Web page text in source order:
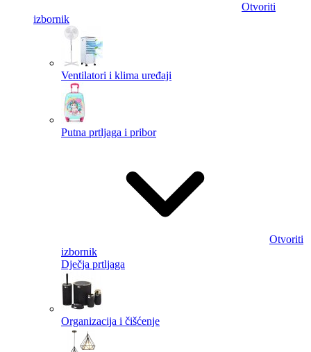
Otvoriti
izbornik
Ventilatori i klima uređaji
Putna prtljaga i pribor
Otvoriti
izbornik
Dječja prtljaga
Organizacija i čišćenje